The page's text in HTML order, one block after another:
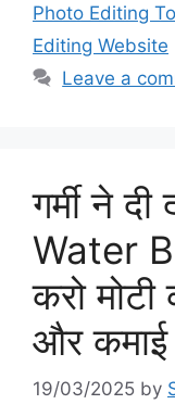
Photo Editing
Editing Website
Leave a
गर्मी ने
Water
करो
और कमाई
19/03/2025 by